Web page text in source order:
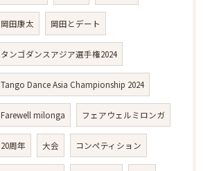
岡田康太 岡田とデート
タンゴダンスアジア選手権2024
Tango Dance Asia Championship 2024
Farewell milonga フェアウェルミロンガ
20周年 大会 コンペティション